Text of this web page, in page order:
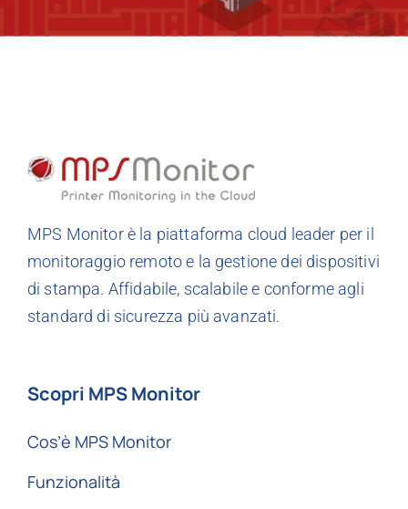
MPS Monitor è la piattaforma cloud leader per il
monitoraggio remoto e la gestione dei dispositivi
di stampa. Affidabile, scalabile e conforme agli
standard di sicurezza più avanzati.
Scopri MPS Monitor
Cos’è MPS Monitor
Funzionalità